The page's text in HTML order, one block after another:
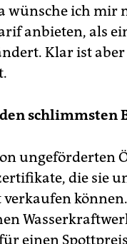
wünsche ich mir
anbieten, als
Klar ist
schlimmsten
ungeförderten
die sie
einen